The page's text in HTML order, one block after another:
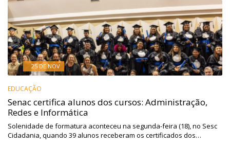
25 DE NOV
EDUCAÇÃO
Senac certifica alunos dos cursos: Administração,
Redes e Informática
Solenidade de formatura aconteceu na segunda-feira (18), no Sesc
Cidadania, quando 39 alunos receberam os certificados dos…